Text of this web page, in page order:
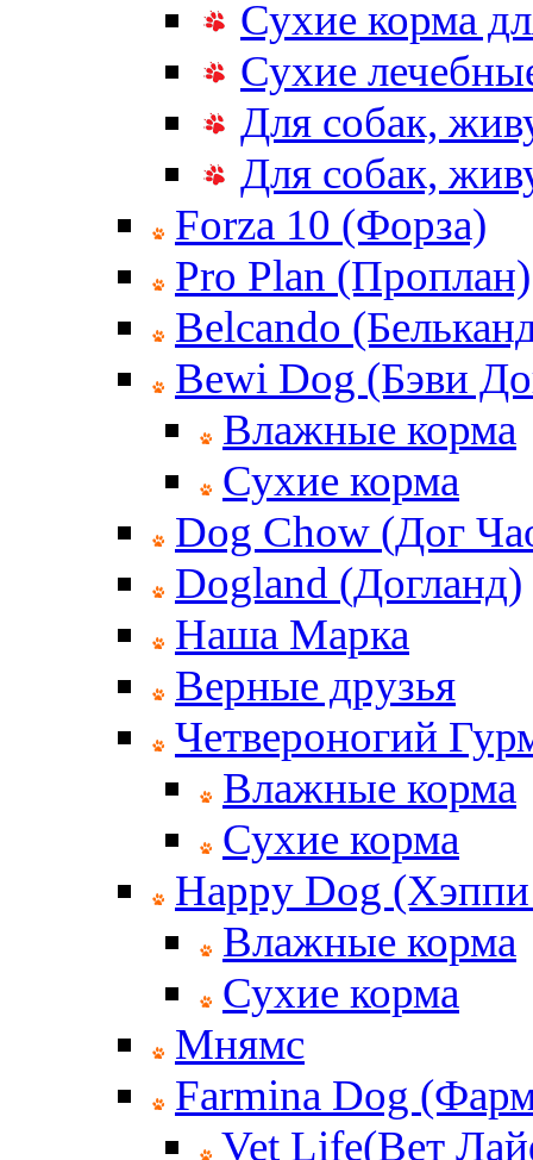
Сухие корма
Сухие
Для собак,
Для собак,
Forza 10 (Форза)
Pro Plan (Проплан)
Belcando
Bewi Dog (Бэви
Влажные корма
Сухие корма
Dog Chow (Дог
Dogland (Догланд)
Наша Марка
Верные друзья
Четвероногий
Влажные корма
Сухие корма
Happy Dog
Влажные корма
Сухие корма
Мнямс
Farmina Dog
Vet Life(Вет